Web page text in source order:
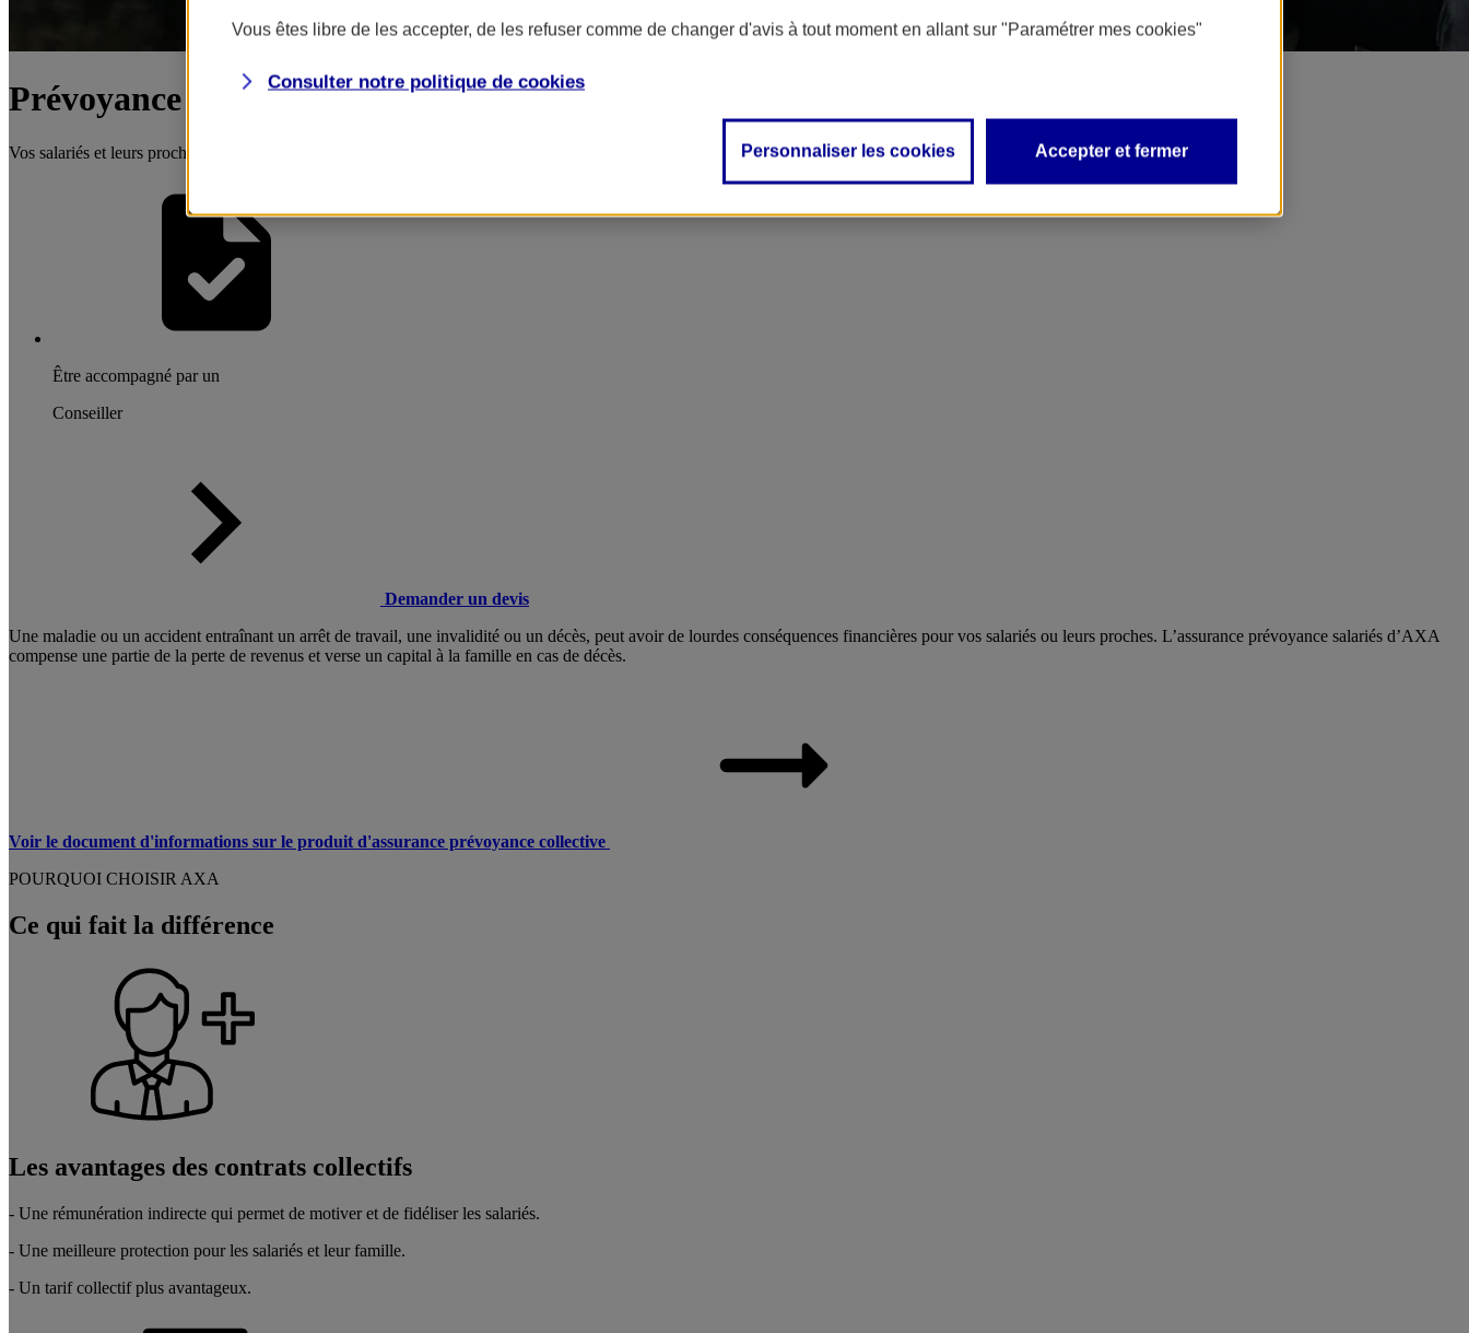
Prévoyance collective
Vos salariés et leurs proches protégés en cas d'aléas grave (maladie, accident, décès…)
Être accompagné par un
Conseiller
Demander un devis
Une maladie ou un accident entraînant un arrêt de travail, une invalidité ou un décès, peut avoir de lourdes conséquences financières pour vos salariés ou leurs proches. L’assurance prévoyance salariés d’AXA
compense une partie de la perte de revenus et verse un capital à la famille en cas de décès.
Voir le document d'informations sur le produit d'assurance prévoyance collective
POURQUOI CHOISIR AXA
Ce qui fait la différence
Les avantages des contrats collectifs
- Une rémunération indirecte qui permet de motiver et de fidéliser les salariés.
- Une meilleure protection pour les salariés et leur famille.
- Un tarif collectif plus avantageux.
Vous êtes libre de les accepter, de les refuser comme de changer d'avis à tout moment en allant sur "Paramétrer mes cookies"
Consulter notre politique de cookies
Personnaliser les cookies Accepter et fermer